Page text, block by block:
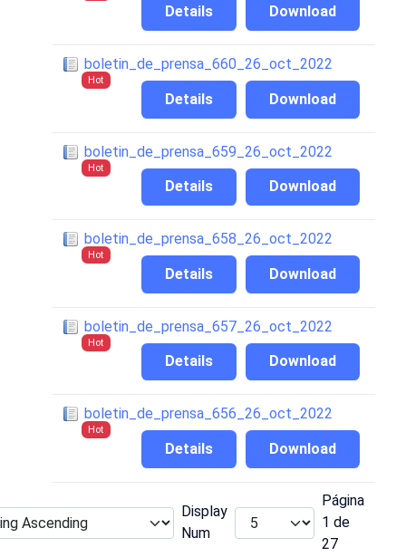
Download
Details
boletin_de_prensa_660_26_oct_2022
Hot
Download
Details
boletin_de_prensa_659_26_oct_2022
Hot
Download
Details
boletin_de_prensa_658_26_oct_2022
Hot
Download
Details
boletin_de_prensa_657_26_oct_2022
Hot
Download
Details
boletin_de_prensa_656_26_oct_2022
Hot
Download
Details
Display
Num
Página
1 de
27